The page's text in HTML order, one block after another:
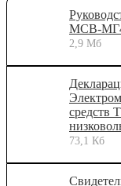
МСВ-
2,9 Мб
средств
73,1 Кб